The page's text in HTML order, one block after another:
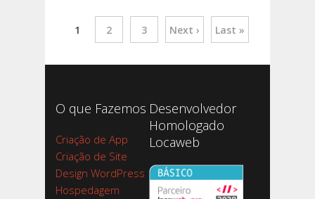
1 2 3 Next › Last »
O que Fazemos
Criação de App
Criação de Site
Design WordPress
Hospedagem
Desenvolvedor
Homologado
Locaweb